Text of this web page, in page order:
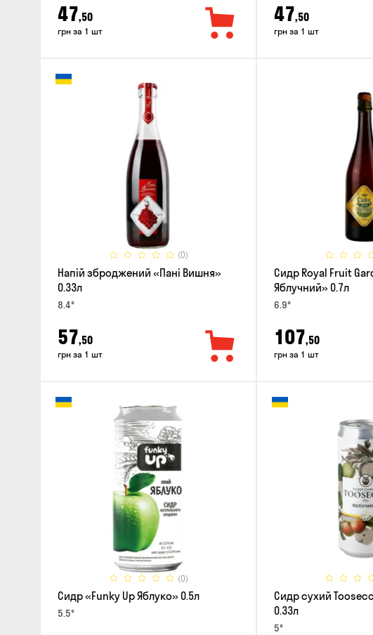
47,50
грн за 1 шт
47,50
грн за 1 шт
(0)
Напій зброджений «Пані Вишня»
0.33л
8.4°
57,50
грн за 1 шт
Сидр Royal Fruit
Яблучний» 0.7л
6.9°
107,50
грн за 1 шт
(0)
Сидр «Funky Up Яблуко» 0.5л
5.5°
Сидр сухий
0.33л
5°